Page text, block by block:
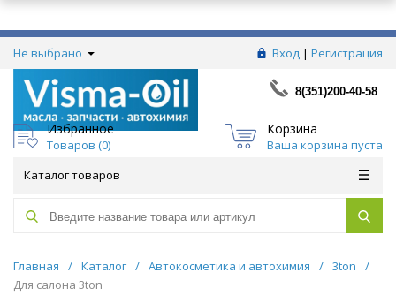
Не выбрано Вход | Регистрация
8(351)200-40-58
Избранное
Товаров (0)
Корзина
Ваша корзина пуста
Каталог товаров
Главная / Каталог / Автокосметика и автохимия / 3ton
/
Для салона 3ton